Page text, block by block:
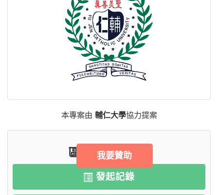
我要贊助
本專案由 輔仁大學協力提案
區塊鏈專區
發起記錄